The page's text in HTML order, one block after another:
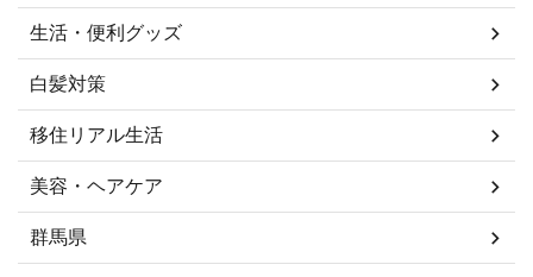
生活・便利グッズ
白髪対策
移住リアル生活
美容・ヘアケア
群馬県